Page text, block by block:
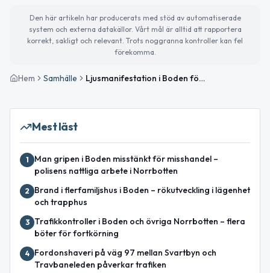
Den här artikeln har producerats med stöd av automatiserade
system och externa datakällor. Vårt mål är alltid att rapportera
korrekt, sakligt och relevant. Trots noggranna kontroller kan fel
förekomma.
Hem Samhälle Ljusmanifestation i Boden för Annica
Mest läst
1
Man gripen i Boden misstänkt för misshandel –
polisens nattliga arbete i Norrbotten
2
Brand i flerfamiljshus i Boden – rökutveckling i lägenhet
och trapphus
3
Trafikkontroller i Boden och övriga Norrbotten – flera
böter för fortkörning
4
Fordonshaveri på väg 97 mellan Svartbyn och
Travbaneleden påverkar trafiken